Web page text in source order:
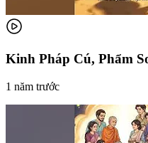
Kinh Pháp Cú, Phẩm
1 năm trước